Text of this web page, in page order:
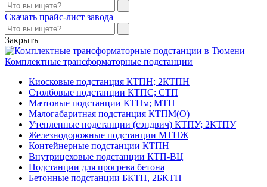
Скачать прайс-лист завода
Закрыть
Комплектные трансформаторные подстанции
Киосковые подстанция КТПН; 2КТПН
Столбовые подстанции КТПС; СТП
Мачтовые подстанции КТПм; МТП
Малогабаритная подстанция КТПМ(О)
Утепленные подстанции (сэндвич) КТПУ; 2КТПУ
Железнодорожные подстанции МТПЖ
Контейнерные подстанции КТПН
Внутрицеховые подстанции КТП-ВЦ
Подстанции для прогрева бетона
Бетонные подстанции БКТП, 2БКТП